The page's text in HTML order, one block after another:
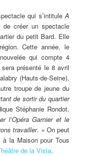
qui s’intituleA
créer un spectacle
du petit Bard. Elle
Cette année, le
qui compte 4
présenté le 8 avril
(Hauts-de-Seine),
troupe de jeune du
de sortir du quartier
Stéphanie Rondot,
l’Opéra Garnier et le
travailler. » On peut
à la Maison pour Tous
de la Vista.